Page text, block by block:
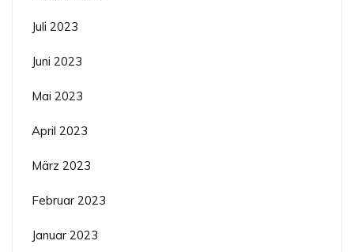
Juli 2023
Juni 2023
Mai 2023
April 2023
März 2023
Februar 2023
Januar 2023